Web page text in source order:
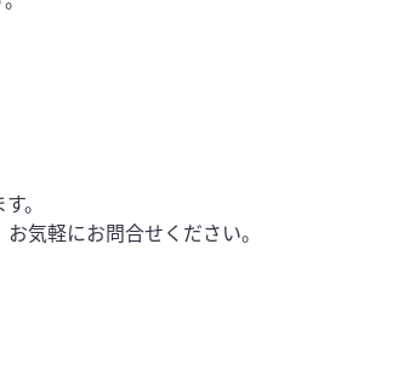
。
気軽にお問合せください。